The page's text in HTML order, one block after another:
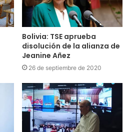
Bolivia: TSE aprueba
disolución de la alianza de
Jeanine Añez
26 de septiembre de 2020